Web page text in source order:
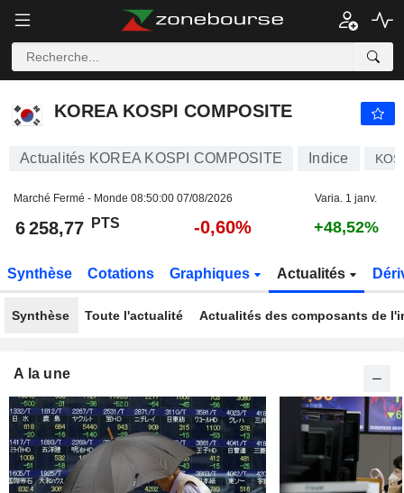
KOREA KOSPI COMPOSITE
Actualités KOREA KOSPI COMPOSITE Indice
Marché Fermé - Monde 08:50:00 07/08/2026 Varia. 1 janv.
6 258,77 PTS -0,60% +48,52%
Synthèse Cotations Graphiques Actualités
Synthèse Toute l'actualité Actualités des composants de
A la une